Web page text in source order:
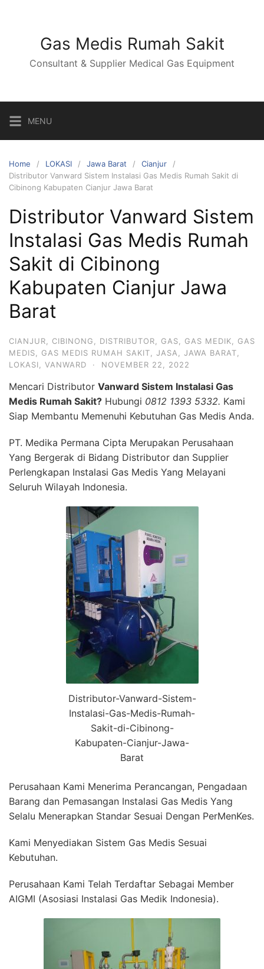
Gas Medis Rumah Sakit
Consultant & Supplier Medical Gas Equipment
MENU
Home LOKASI Jawa Barat
Cianjur
Distributor Vanward Sistem Instalasi Gas Medis Rumah Sakit di
Cibinong Kabupaten Cianjur Jawa Barat
Distributor Vanward Sistem
Instalasi Gas Medis Rumah
Sakit di Cibinong
Kabupaten Cianjur Jawa
Barat
CIANJUR CIBINONG DISTRIBUTOR GAS GAS MEDIK
GAS
MEDIS
GAS MEDIS RUMAH SAKIT JASA JAWA BARAT
LOKASI
VANWARD · NOVEMBER 22, 2022
Mencari Distributor Vanward Sistem Instalasi Gas
Medis Rumah Sakit? Hubungi 0812 1393 5332. Kami
Siap Membantu Memenuhi Kebutuhan Gas Medis Anda.
PT. Medika Permana Cipta Merupakan Perusahaan
Yang Bergerak di Bidang Distributor dan Supplier
Perlengkapan Instalasi Gas Medis Yang Melayani
Seluruh Wilayah Indonesia.
Distributor-Vanward-Sistem-
Instalasi-Gas-Medis-Rumah-
Sakit-di-Cibinong-
Kabupaten-Cianjur-Jawa-
Barat
Perusahaan Kami Menerima Perancangan, Pengadaan
Barang dan Pemasangan Instalasi Gas Medis Yang
Selalu Menerapkan Standar Sesuai Dengan PerMenKes.
Kami Menyediakan Sistem Gas Medis Sesuai
Kebutuhan.
Perusahaan Kami Telah Terdaftar Sebagai Member
AIGMI (Asosiasi Instalasi Gas Medik Indonesia).